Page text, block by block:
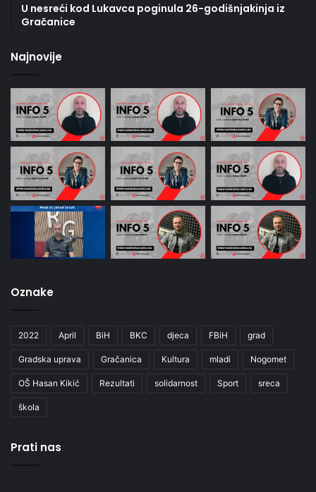
U nesreći kod Lukavca poginula 26-godišnjakinja iz
Gračanice
Najnovije
Oznake
2022 April BiH BKC djeca FBiH grad
Gradska uprava Gračanica Kultura mladi Nogomet
OŠ Hasan Kikić Rezultati solidarnost Sport sreca
škola
Prati nas